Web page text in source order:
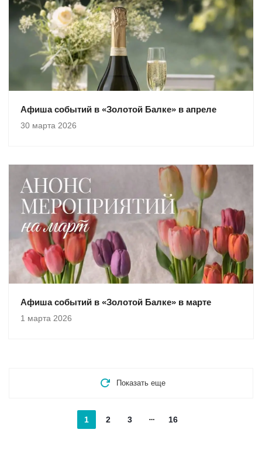
Афиша событий в «Золотой Балке» в апреле
30 марта 2026
Афиша событий в «Золотой Балке» в марте
1 марта 2026
Показать еще
1 2 3 16